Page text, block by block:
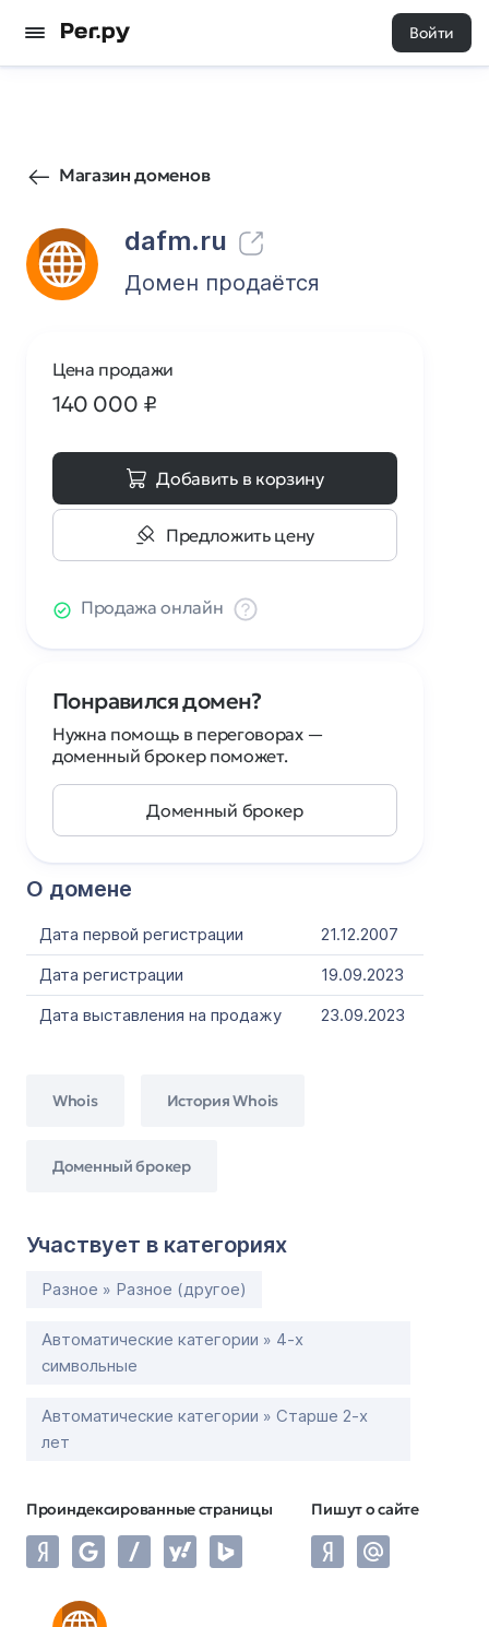
Войти
Магазин доменов
dafm.ru
5 0
Домен продаётся
О домене
Дата первой регистрации
21.12.2007
Дата регистрации
19.09.2023
Дата выставления на продажу
23.09.2023
Whois История Whois
Доменный брокер
Участвует в категориях
Разное » Разное (другое)
Автоматические категории » 4-х
символьные
Автоматические категории » Старше 2-х
лет
Проиндексированные страницы Пишут о сайте
Цена продажи
140 000 ₽
Добавить в корзину
Предложить цену
Продажа онлайн
Понравился домен?
Нужна помощь в переговорах —
доменный брокер поможет.
Доменный брокер